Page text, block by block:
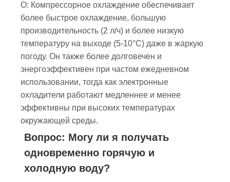
О: Компрессорное охлаждение обеспечивает
более быстрое охлаждение, большую
производительность (2 л/ч) и более низкую
температуру на выходе (5-10°C) даже в жаркую
погоду. Он также более долговечен и
энергоэффективен при частом ежедневном
использовании, тогда как электронные
охладители работают медленнее и менее
эффективны при высоких температурах
окружающей среды.
Вопрос: Могу ли я получать
одновременно горячую и
холодную воду?